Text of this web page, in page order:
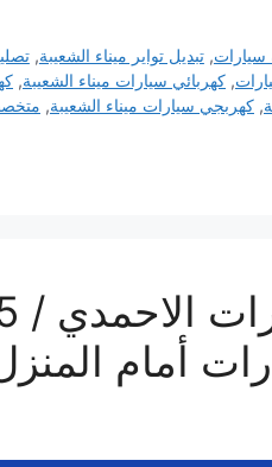
سيارات,تبديل تواير ميناء الشعيبة,
, كهربائي سيارات ميناء الشعيبة,
, كهربجي سيارات ميناء الشعيبة,
أمام